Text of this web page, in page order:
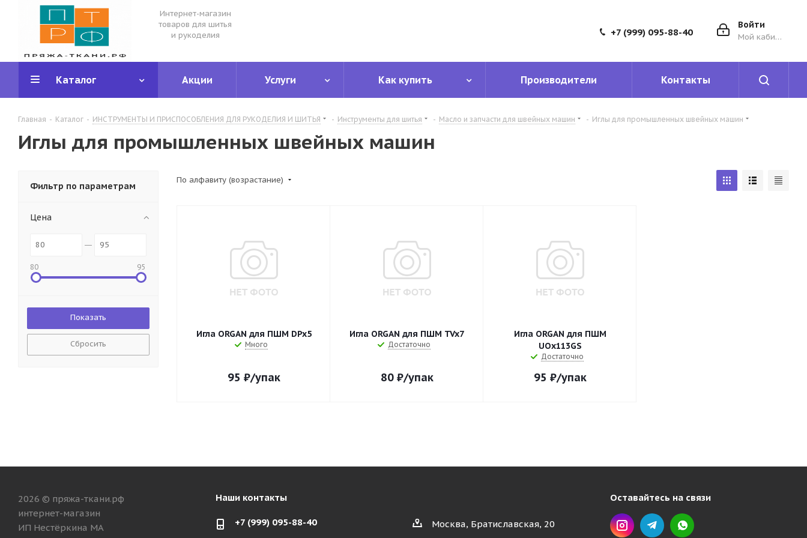
Интернет-магазин
товаров для шитья
и рукоделия
Войти
Мой кабинет
+7 (999) 095-88-40
Каталог Акции Услуги Как купить Производители Контакты
Главная - Каталог - ИНСТРУМЕНТЫ И ПРИСПОСОБЛЕНИЯ ДЛЯ РУКОДЕЛИЯ И ШИТЬЯ - Инструменты для шитья - Масло и запчасти для швейных машин - Иглы для промышленных швейных машин
Иглы для промышленных швейных машин
По алфавиту (возрастание)
Игла ORGAN для ПШМ DPx5
Много
95 ₽/упак
Игла ORGAN для ПШМ TVx7
Достаточно
80₽/упак
Игла ORGAN для ПШМ
UOx113GS
Достаточно
95 ₽/упак
Фильтр по параметрам
Цена
80 95
Сбросить
2026 © пряжа-ткани.рф
интернет-магазин
ИП Нестёркина МА
Наши контакты
+7 (999) 095-88-40 Москва, Братиславская, 20
Оставайтесь на связи